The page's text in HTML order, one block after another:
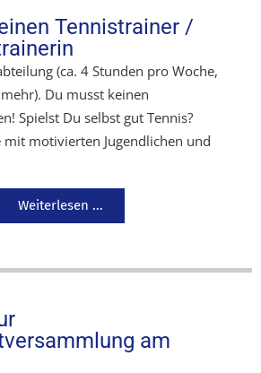
Tennistrainer /
(ca. 4 Stunden pro Woche,
Du musst keinen
Spielst Du selbst gut Tennis?
mit motivierten Jugendlichen und
Weiterlesen ...
am